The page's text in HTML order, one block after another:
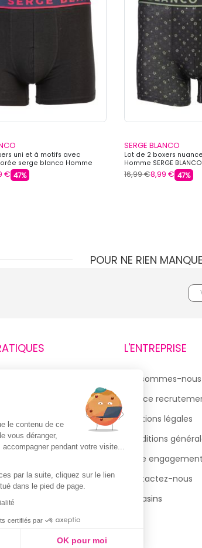
uni et à motifs avec
serge blanco Homme
€ 47%
SERGE BLANCO
Lot de 2 boxers
Homme SERGE BLANCO
16,99 €8,99 € 47%
POUR NE RIEN
confidentialité
d’utilisation
de Fidélité
L'ENTREPRISE
Qui sommes-
Espace
Mentions légales
Conditions
Notre engagement
Contactez-nous
Magasins
le contenu de ce
vous déranger,
pendant votre visite...
par la suite, cliquez sur le lien
dans le pied de page.
certifiés par
OK pour moi